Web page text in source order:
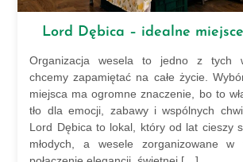
Lord Dębica – idealne
Organizacja wesela to jedno z tych
chcemy zapamiętać na całe życie.
miejsca ma ogromne znaczenie, bo to
tło dla emocji, zabawy i wspólnych
Lord Dębica to lokal, który od lat cieszy
młodych, a wesele zorganizowane